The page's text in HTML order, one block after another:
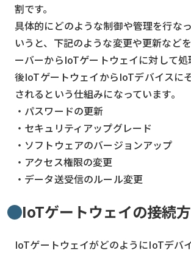
割です。
具体的にどのような制御や管理を行な
いうと、下記のような変更や更新など
ーバーからIoTゲートウェイに対して
後IoTゲートウェイからIoTデバイスに
されるという仕組みになっています。
・パスワードの更新
・セキュリティアップグレード
・ソフトウェアのバージョンアップ
・アクセス権限の変更
・データ送受信のルール変更
IoTゲートウェイの接続
IoTゲートウェイがどのようにIoTデバ